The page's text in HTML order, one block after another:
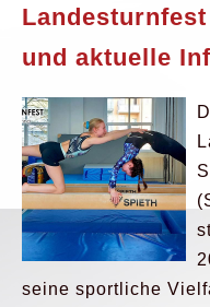
und aktuelle
seine sportliche